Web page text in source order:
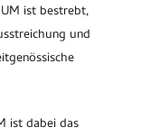
ist bestrebt,
und
ist dabei das